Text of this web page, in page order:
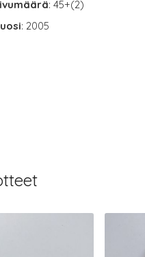
: 45+(2)
: 2005